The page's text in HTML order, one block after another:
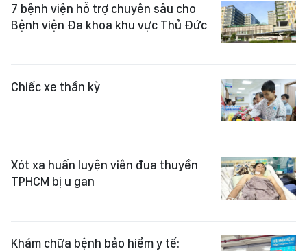
7 bệnh viện hỗ trợ chuyên sâu cho
Bệnh viện Đa khoa khu vực Thủ Đức
Chiếc xe thần kỳ
Xót xa huấn luyện viên đua thuyền
TPHCM bị u gan
Khám chữa bệnh bảo hiểm y tế: